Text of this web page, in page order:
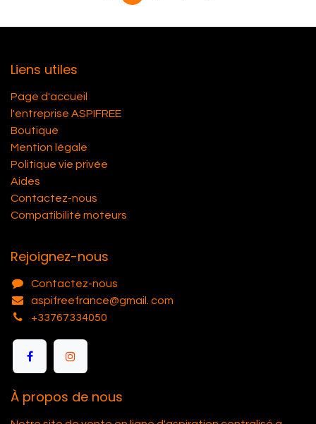
Liens utiles
Page d'accueil
l'entreprise ASPIFREE
Boutique
Mention légale
Politique vie privée
Aides
Contactez-nous
Compatibilité moteurs
Rejoignez-nous
Contactez-nous
aspifreefrance@gmail. com
+33767334050
À propos de nous